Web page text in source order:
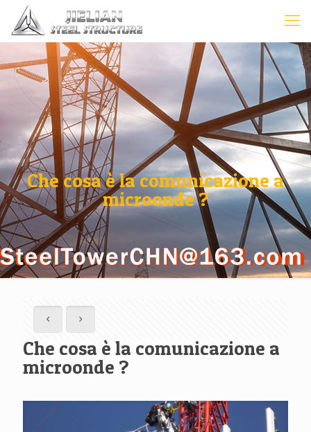
Che cosa è la comunicazione a
microonde ?
Che cosa è la comunicazione a
microonde ?